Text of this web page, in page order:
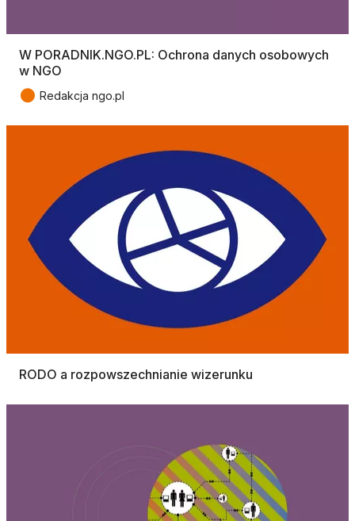
W PORADNIK.NGO.PL: Ochrona danych osobowych
w NGO
● Redakcja ngo.pl
RODO a rozpowszechnianie wizerunku